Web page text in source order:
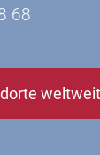
68
weltweit